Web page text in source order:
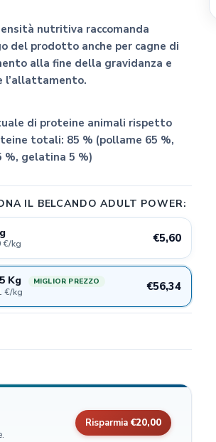
nutritiva raccomanda
del prodotto anche per cagne di
alla fine della gravidanza e
l’allattamento.
di proteine animali rispetto
totali: 85 % (pollame 65 %,
%, gelatina 5 %)
IL BELCANDO ADULT POWER:
€/kg €5,60
Kg MIGLIOR PREZZO
€/kg €56,34
Risparmia €20,00